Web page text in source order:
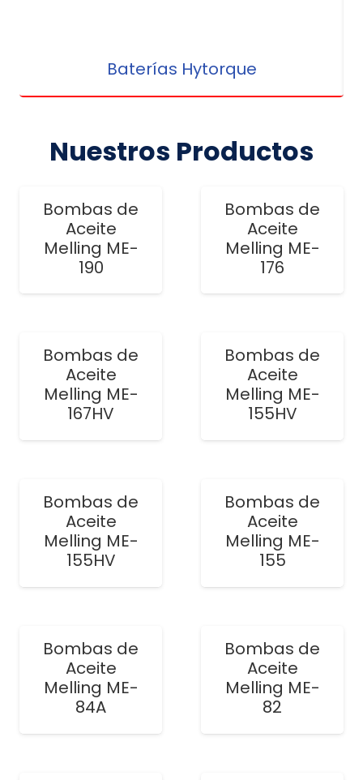
Baterías Hytorque
Nuestros Productos
Bombas de
Aceite
Melling ME-
190
Bombas de
Aceite
Melling ME-
176
Bombas de
Aceite
Melling ME-
167HV
Bombas de
Aceite
Melling ME-
155HV
Bombas de
Aceite
Melling ME-
155HV
Bombas de
Aceite
Melling ME-
155
Bombas de
Aceite
Melling ME-
84A
Bombas de
Aceite
Melling ME-
82